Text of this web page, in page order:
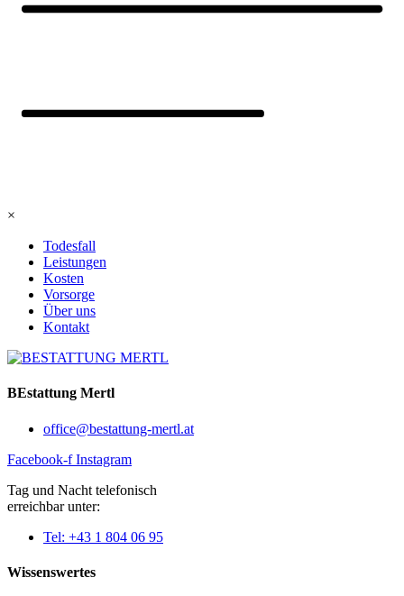
×
Todesfall
Leistungen
Kosten
Vorsorge
Über uns
Kontakt
BEstattung Mertl
office@bestattung-mertl.at
Facebook-f Instagram
Tag und Nacht telefonisch
erreichbar unter:
Tel: +43 1 804 06 95
Wissenswertes